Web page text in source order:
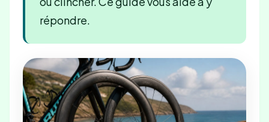
répondre.